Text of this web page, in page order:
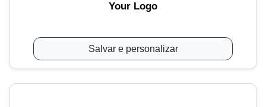
Your Logo
Salvar e personalizar